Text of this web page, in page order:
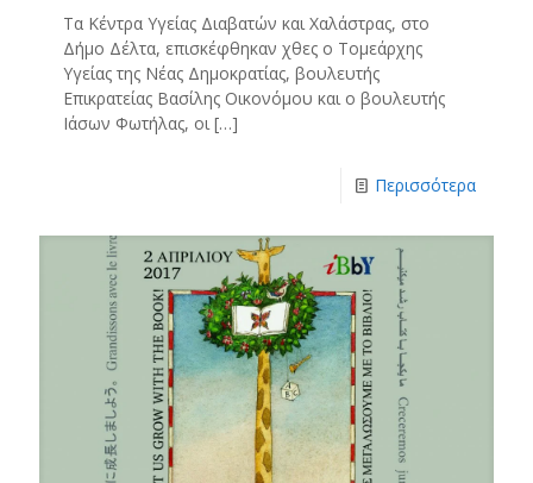
Τα Κέντρα Υγείας Διαβατών και Χαλάστρας, στο
Δήμο Δέλτα, επισκέφθηκαν χθες ο Τομεάρχης
Υγείας της Νέας Δημοκρατίας, βουλευτής
Επικρατείας Βασίλης Οικονόμου και ο βουλευτής
Ιάσων Φωτήλας, οι[…]
Περισσότερα